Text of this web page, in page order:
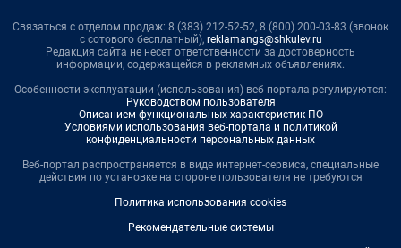
Связаться с отделом продаж: 8 (383) 212-52-52, 8 (800) 200-03-83 (звонок
с сотового бесплатный), reklamangs@shkulev.ru
Редакция сайта не несет ответственности за достоверность
информации, содержащейся в рекламных объявлениях.
Особенности эксплуатации (использования) веб-портала регулируются:
Руководством пользователя
Описанием функциональных характеристик ПО
Условиями использования веб-портала и политикой
конфиденциальности персональных данных
Веб-портал распространяется в виде интернет-сервиса, специальные
действия по установке на стороне пользователя не требуются
Политика использования cookies
Рекомендательные системы